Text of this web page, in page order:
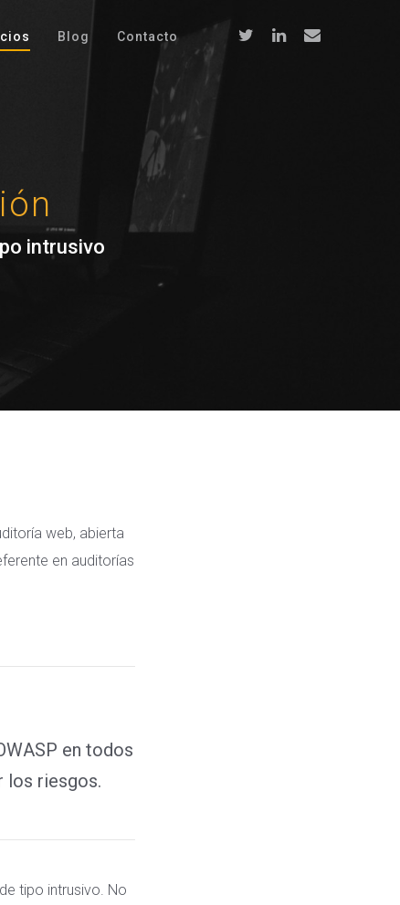
Blog Contacto
intrusivo
web, abierta
en auditorías
en todos
los riesgos.
tipo intrusivo. No